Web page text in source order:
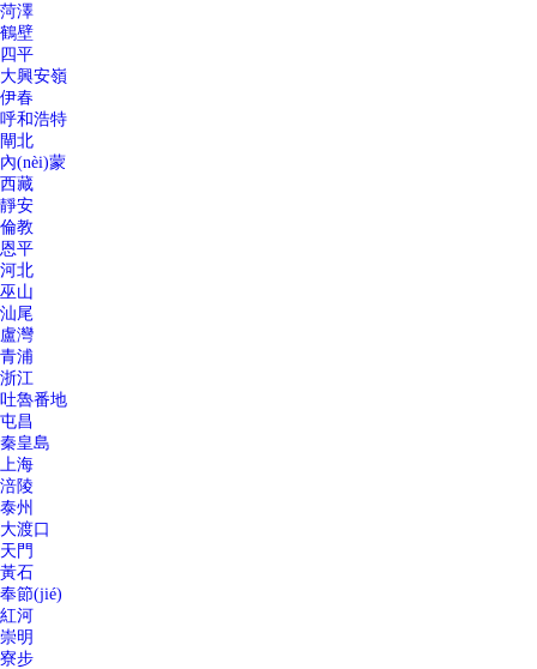
菏澤
鶴壁
四平
大興安嶺
伊春
呼和浩特
閘北
內(nèi)蒙
西藏
靜安
倫教
恩平
河北
巫山
汕尾
盧灣
青浦
浙江
吐魯番地
屯昌
秦皇島
上海
涪陵
泰州
大渡口
天門
黃石
奉節(jié)
紅河
崇明
寮步